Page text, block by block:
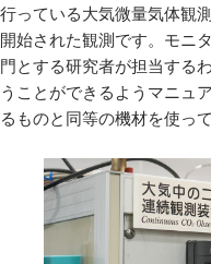
行っている大気微量気体観
開始された観測です。モニ
門とする研究者が担当する
うことができるようマニュ
るものと同等の機材を使っ